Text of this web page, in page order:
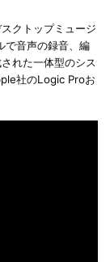
クトップミュージ
で音声の録音、編
れた一体型のシス
社のLogic Proお